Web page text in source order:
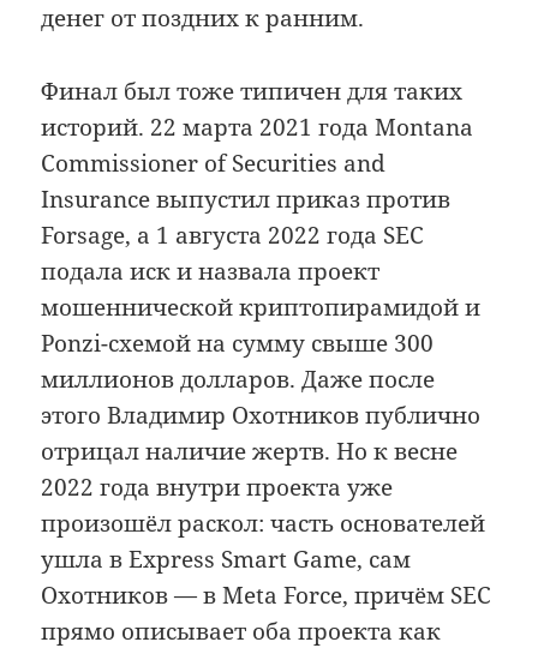
денег от поздних к ранним.
Финал был тоже типичен для таких
историй. 22 марта 2021 года Montana
Commissioner of Securities and
Insurance выпустил приказ против
Forsage, а 1 августа 2022 года SEC
подала иск и назвала проект
мошеннической криптопирамидой и
Ponzi-схемой на сумму свыше 300
миллионов долларов. Даже после
этого Владимир Охотников публично
отрицал наличие жертв. Но к весне
2022 года внутри проекта уже
произошёл раскол: часть основателей
ушла в Express Smart Game, сам
Охотников — в Meta Force, причём SEC
прямо описывает оба проекта как